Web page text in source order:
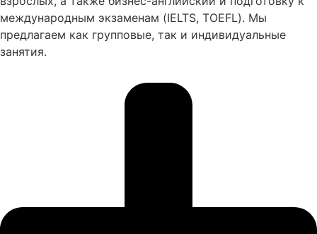
международным экзаменам (IELTS, TOEFL). Мы
предлагаем как групповые, так и индивидуальные
занятия.